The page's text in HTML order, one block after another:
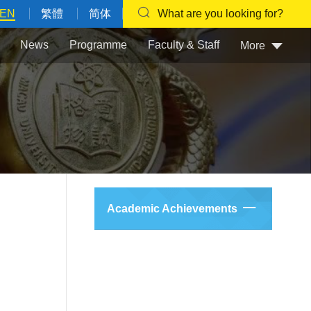
EN 繁體 简体 What are you looking for?
News Programme Faculty & Staff More
Academic Achievements